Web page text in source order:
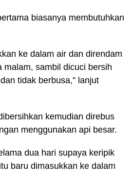
biasanya membutuhkan
ke dalam air dan direndam
malam, sambil dicuci bersih
tidak berbusa,” lanjut
kemudian direbus
menggunakan api besar.
dua hari supaya keripik
baru dimasukkan ke dalam